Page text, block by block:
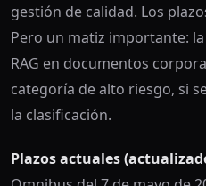
gestión de calidad. Los
Pero un matiz importante:
RAG en documentos
categoría de alto riesgo, si
la clasificación.
Plazos actuales